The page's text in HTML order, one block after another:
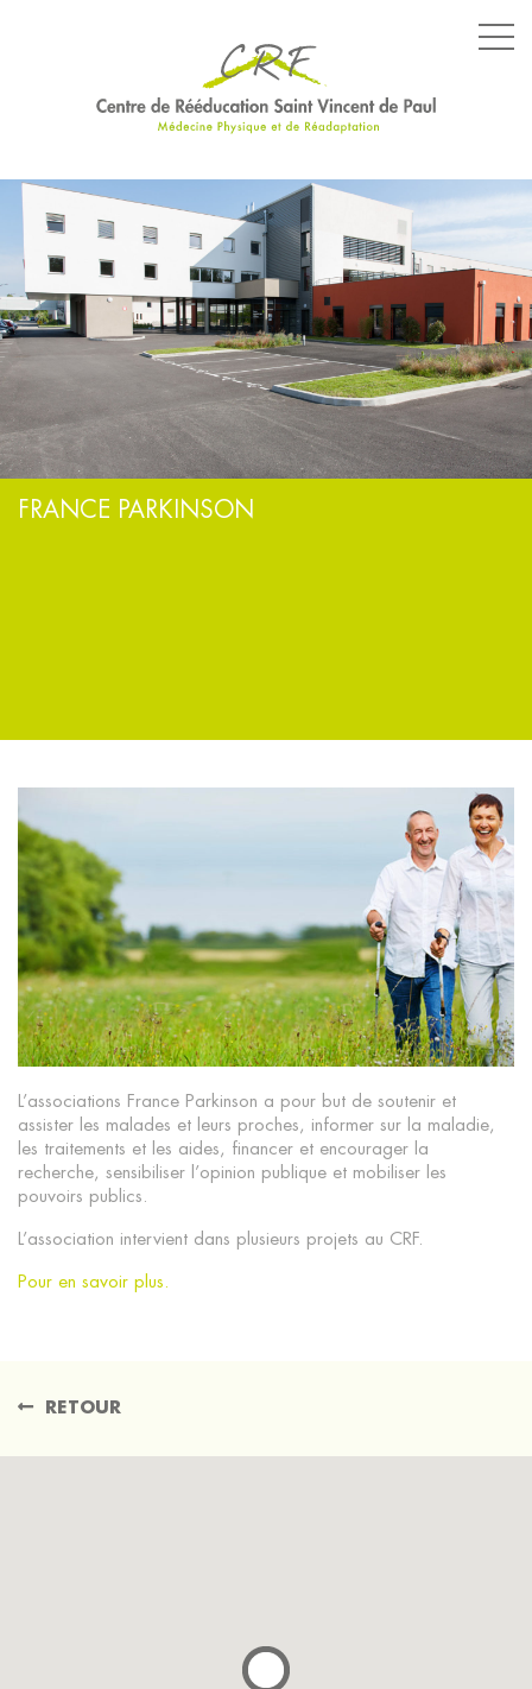
LE CENTRE
LES SERVICES
LES ÉQUIPEMENTS
PARCOURS SPÉCIFIQUES
NOS ENGAGEMENTS
ACTUALITÉS
FRANCE PARKINSON
L’associations France Parkinson a pour but de soutenir et
assister les malades et leurs proches, informer sur la maladie,
les traitements et les aides, financer et encourager la
recherche, sensibiliser l’opinion publique et mobiliser les
pouvoirs publics.
L’association intervient dans plusieurs projets au CRF.
Pour en savoir plus.
RETOUR